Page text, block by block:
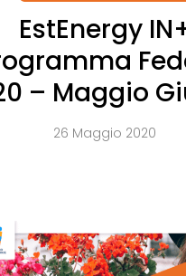
EstEnergy
– Maggio
26 Maggio 2020